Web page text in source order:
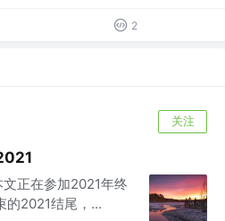
2
关注
文正在参加2021年终
的2021结尾，...